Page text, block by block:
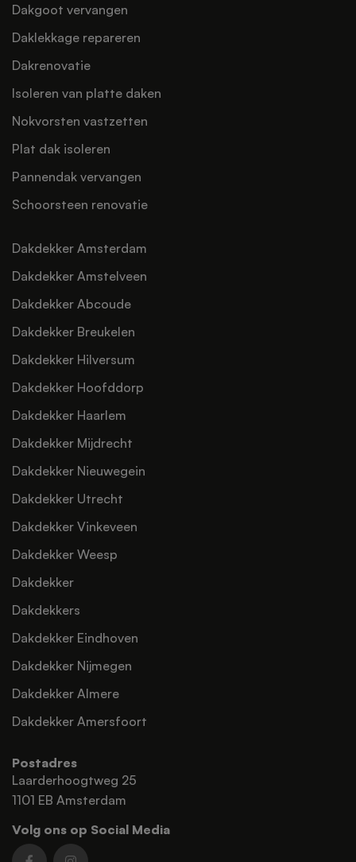
Postadres
Laarderhoogtweg 25
1101 EB Amsterdam
Volg ons op Social Media
Dakgoot vervangen
Daklekkage repareren
Dakrenovatie
Isoleren van platte daken
Nokvorsten vastzetten
Plat dak isoleren
Pannendak vervangen
Schoorsteen renovatie
Dakdekker Amsterdam
Dakdekker Amstelveen
Dakdekker Abcoude
Dakdekker Breukelen
Dakdekker Hilversum
Dakdekker Hoofddorp
Dakdekker Haarlem
Dakdekker Mijdrecht
Dakdekker Nieuwegein
Dakdekker Utrecht
Dakdekker Vinkeveen
Dakdekker Weesp
Dakdekker
Dakdekkers
Dakdekker Eindhoven
Dakdekker Nijmegen
Dakdekker Almere
Dakdekker Amersfoort